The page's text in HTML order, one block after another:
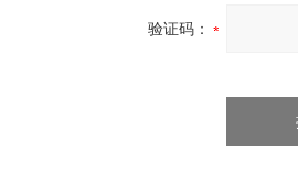
验证码：